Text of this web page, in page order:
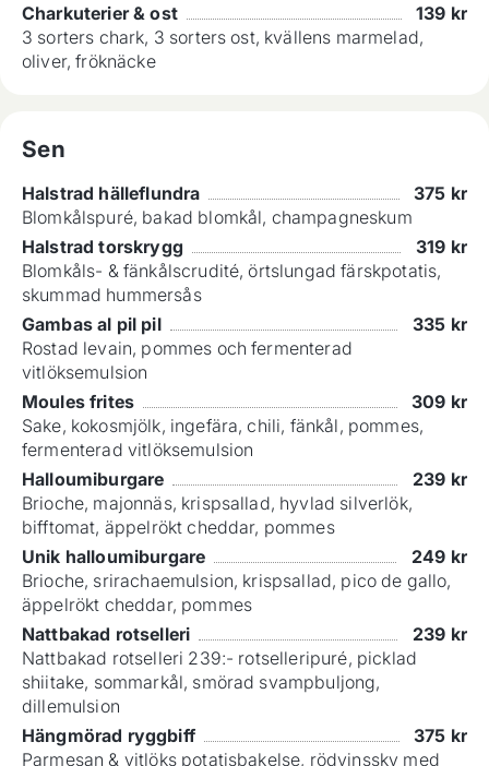
Charkuterier & ost
139 kr
3 sorters chark, 3 sorters ost, kvällens marmelad,
oliver, fröknäcke
Sen
Halstrad hälleflundra 375 kr
Blomkålspuré, bakad blomkål, champagneskum
Halstrad torskrygg
319 kr
Blomkåls- & fänkålscrudité, örtslungad färskpotatis,
skummad hummersås
Gambas al pil pil
335 kr
Rostad levain, pommes och fermenterad
vitlöksemulsion
Moules frites
309 kr
Sake, kokosmjölk, ingefära, chili, fänkål, pommes,
fermenterad vitlöksemulsion
Halloumiburgare
239 kr
Brioche, majonnäs, krispsallad, hyvlad silverlök,
bifftomat, äppelrökt cheddar, pommes
Unik halloumiburgare
249 kr
Brioche, srirachaemulsion, krispsallad, pico de gallo,
äppelrökt cheddar, pommes
Nattbakad rotselleri
239 kr
Nattbakad rotselleri 239:- rotselleripuré, picklad
shiitake, sommarkål, smörad svampbuljong,
dillemulsion
Hängmörad ryggbiff
375 kr
Parmesan & vitlöks potatisbakelse, rödvinssky med